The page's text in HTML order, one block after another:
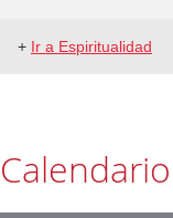
+ Ir a Espiritualidad
Calendario